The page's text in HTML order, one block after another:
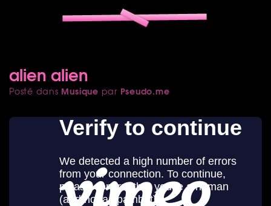
alien alien
Posté dans Musique par Pseudo.me